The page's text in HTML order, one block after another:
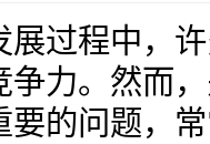
展过程中，
争力。然而
要的问题，